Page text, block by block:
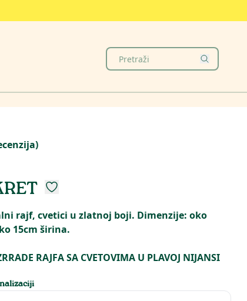
)
rajf, cvetici u zlatnoj boji. Dimenzije: oko
15cm širina.
RAJFA SA CVETOVIMA U PLAVOJ NIJANSI